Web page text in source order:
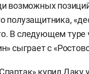
возможных
полузащитника,
В следующем туре
сыграет с